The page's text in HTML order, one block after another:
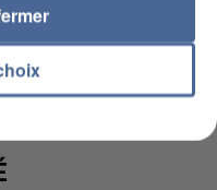
DÉROBÉES À